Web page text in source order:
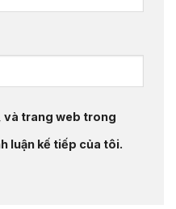
và trang web trong
luận kế tiếp của tôi.